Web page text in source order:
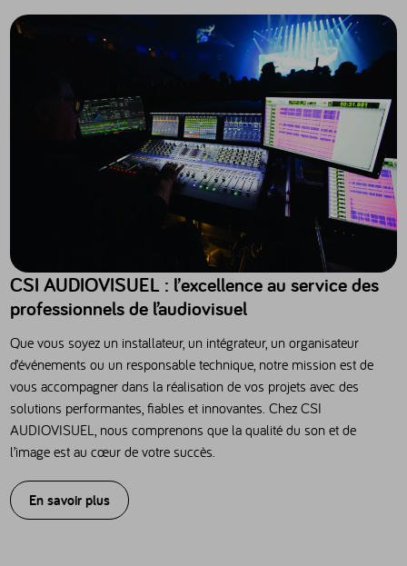
CSI AUDIOVISUEL : l’excellence au service des
professionnels de l’audiovisuel
Que vous soyez un installateur, un intégrateur, un organisateur
d’événements ou un responsable technique, notre mission est de
vous accompagner dans la réalisation de vos projets avec des
solutions performantes, fiables et innovantes. Chez CSI
AUDIOVISUEL, nous comprenons que la qualité du son et de
l’image est au cœur de votre succès.
En savoir plus